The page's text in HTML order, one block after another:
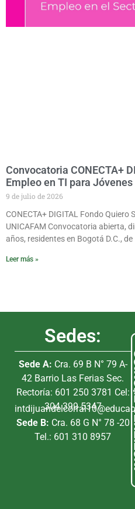
Convocatoria CONECTA+
Empleo en TI para
9 de julio de 2026
CONECTA+ DIGITAL Fondo
UNICAFAM Convocatoria abierta,
años, residentes en Bogotá D.C., de
Leer más »
Sedes:
Sede A: Cra. 69 B N° 79 A-
42 Barrio Las Ferias Sec.
Rectoría: 601 250 3781 Cel:
304 399 5347
Sede B: Cra. 68 G N° 78 -20
Tel.: 601 310 8957